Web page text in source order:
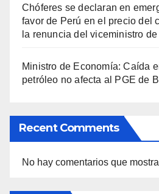
Chóferes se declaran en
favor de Perú en el precio del
la renuncia del viceministro
Ministro de Economía: Caída
petróleo no afecta al PGE de
Recent Comments
No hay comentarios que